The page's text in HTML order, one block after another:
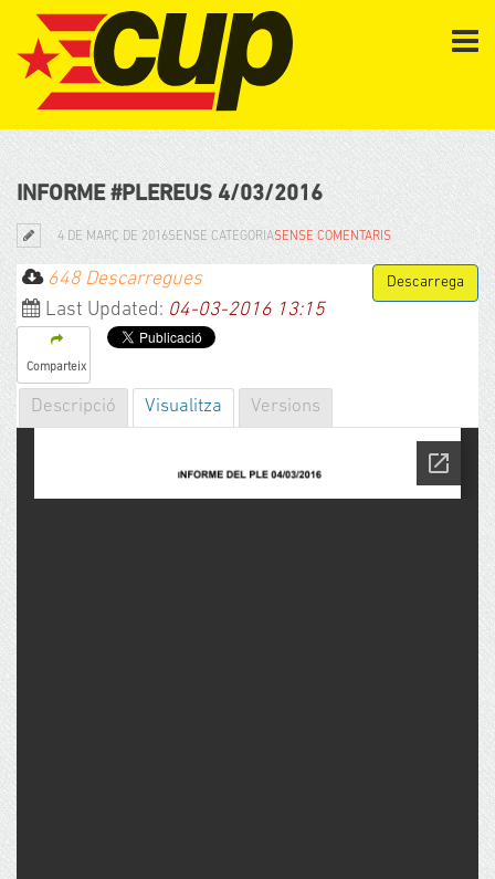
INFORME #PLEREUS 4/03/2016
4 DE MARÇ DE 2016SENSE CATEGORIASENSE COMENTARIS
648 Descarregues
Last Updated: 04-03-2016 13:15
Comparteix
Descripció Visualitza Versions